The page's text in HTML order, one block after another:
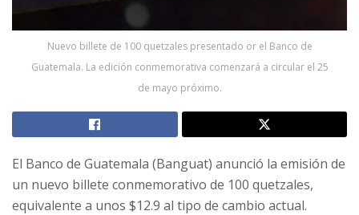
Nuevo billete de 100 quetzales presentado or el Banco de
Guatemala. La edición conmemorativa comenzará a circular el 25
de mayo próximo.
El Banco de Guatemala (Banguat) anunció la emisión de
un nuevo billete conmemorativo de 100 quetzales,
equivalente a unos $12.9 al tipo de cambio actual.